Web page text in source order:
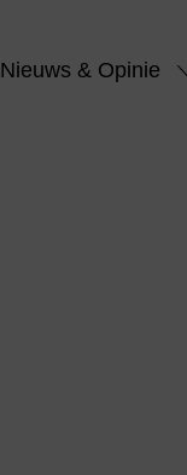
Nieuws & Opinie